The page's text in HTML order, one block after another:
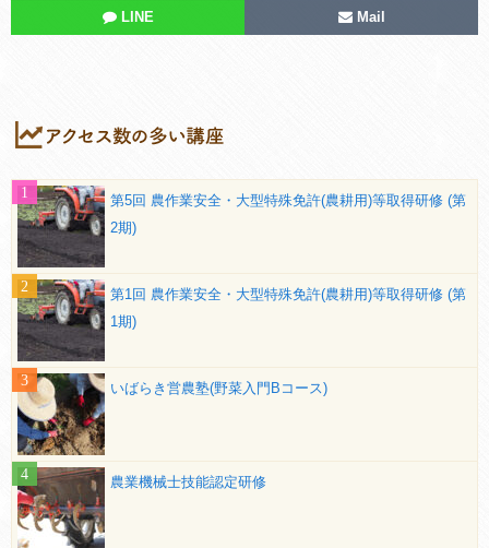
LINE Mail
第5回 農作業安全・大型特殊免許(農耕用)等取得研修 (第
2期)
第1回 農作業安全・大型特殊免許(農耕用)等取得研修 (第
1期)
いばらき営農塾(野菜入門Bコース)
農業機械士技能認定研修